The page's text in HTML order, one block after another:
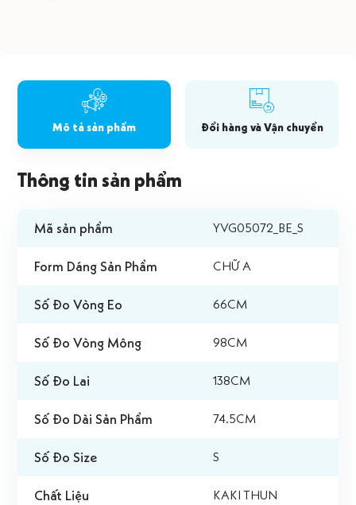
Mô tả sản phẩm Đổi hàng và Vận chuyển
Thông tin sản phẩm
Mã sản phẩm YVG05072_BE_S
Form Dáng Sản Phẩm CHỮ A
Số Đo Vòng Eo 66CM
Số Đo Vòng Mông 98CM
Số Đo Lai 138CM
Số Đo Dài Sản Phẩm 74.5CM
Số Đo Size S
Chất Liệu KAKI THUN